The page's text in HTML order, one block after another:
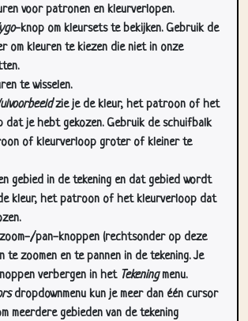
voor patronen en kleurverlopen.
-knop om kleursets te bekijken. Gebruik de
om kleuren te kiezen die niet in onze
te wisselen.
zie je de kleur, het patroon of het
dat je hebt gekozen. Gebruik de schuifbalk
of kleurverloop groter of kleiner te
gebied in de tekening en dat gebied wordt
kleur, het patroon of het kleurverloop dat
pan-knoppen (rechtsonder op deze
te zoomen en te pannen in de tekening. Je
verbergen in het Tekeningmenu.
dropdownmenu kun je meer dan één cursor
meerdere gebieden van de tekening